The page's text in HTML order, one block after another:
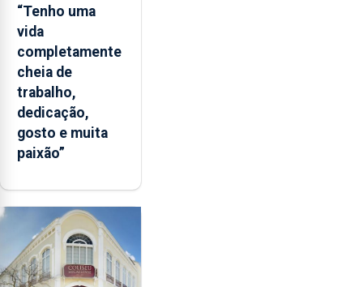
Ciência.
“Tenho uma
vida
completamente
cheia de
trabalho,
dedicação,
gosto e muita
paixão”